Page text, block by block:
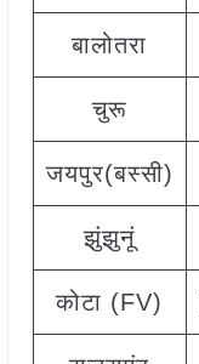
बालोतरा
चुरू
जयपुर(बस्सी)
झुंझुनूं
कोटा (FV)